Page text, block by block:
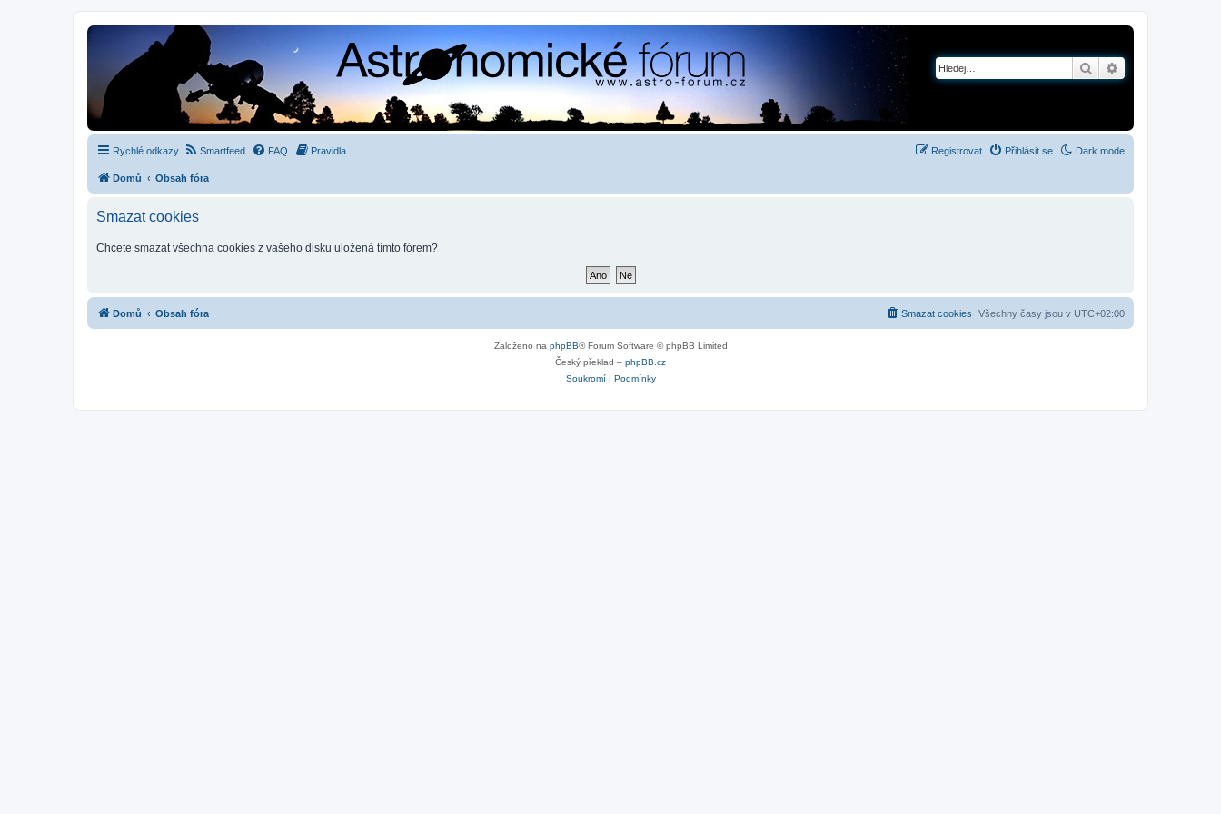
Hledat
Rychlé odkazy Dark mode
Smartfeed FAQ Pravidla Přihlásit se
Registrovat
Domů Obsah fóra
Smazat cookies
Chcete smazat všechna cookies z vašeho disku uložená tímto fórem?
Domů Obsah fóra Všechny časy jsou v UTC+02:00
Smazat cookies
Založeno na phpBB® Forum Software © phpBB Limited
Český překlad – phpBB.cz
Soukromí| Podmínky